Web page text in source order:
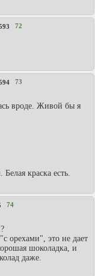
72
73
вроде. Живой бы я
краска есть.
74
орехами", это не дает
шоколадка, и
даже.